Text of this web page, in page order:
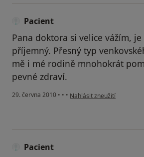
Pacient
Pana doktora si velice vážím,
příjemný. Přesný typ
mě i mé rodině mnohokrát
pevné zdraví.
29. června 2010 • • • podle názoru uživatele
Nahlásit zneužití
Pacient